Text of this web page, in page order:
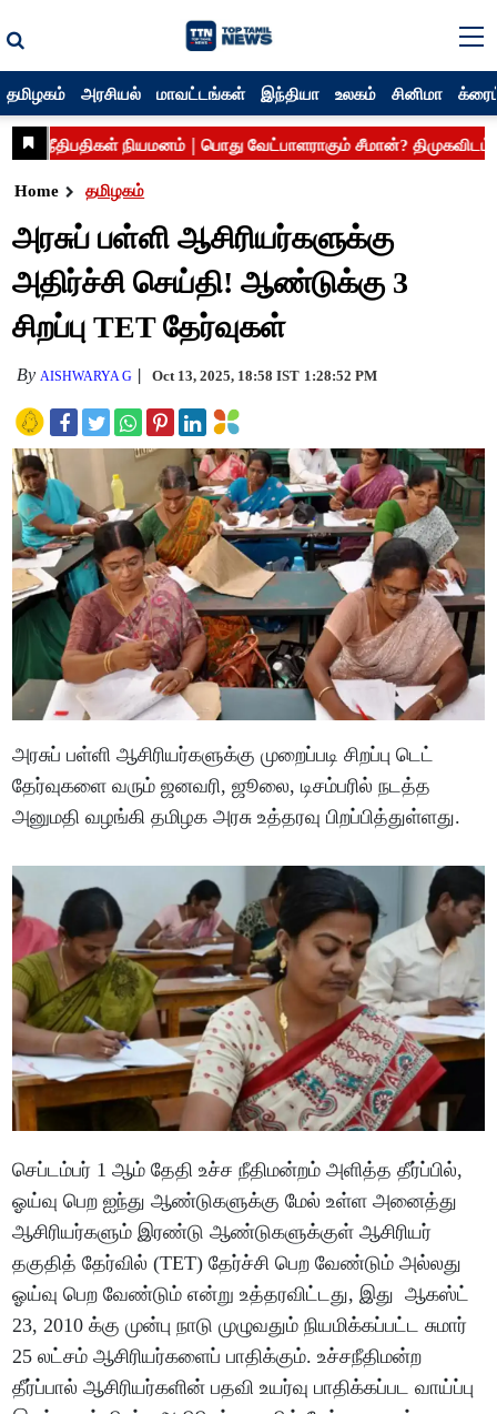
தமிழகம் அரசியல் மாவட்டங்கள் இந்தியா உலகம் சினிமா
Home தமிழகம்
அரசுப் பள்ளி ஆசிரியர்களுக்கு
அதிர்ச்சி செய்தி! ஆண்டுக்கு 3
சிறப்பு TET தேர்வுகள்
By AISHWARYA G Oct 13, 2025, 18:58 IST 1:28:52 PM
அரசுப் பள்ளி ஆசிரியர்களுக்கு முறைப்படி சிறப்பு டெட்
தேர்வுகளை வரும் ஜனவரி, ஜூலை, டிசம்பரில் நடத்த
அனுமதி வழங்கி தமிழக அரசு உத்தரவு பிறப்பித்துள்ளது.
செப்டம்பர் 1 ஆம் தேதி உச்ச நீதிமன்றம் அளித்த தீர்ப்பில்,
ஓய்வு பெற ஐந்து ஆண்டுகளுக்கு மேல் உள்ள அனைத்து
ஆசிரியர்களும் இரண்டு ஆண்டுகளுக்குள் ஆசிரியர்
தகுதித் தேர்வில் (TET) தேர்ச்சி பெற வேண்டும் அல்லது
ஓய்வு பெற வேண்டும் என்று உத்தரவிட்டது, இது ஆகஸ்ட்
23, 2010 க்கு முன்பு நாடு முழுவதும் நியமிக்கப்பட்ட சுமார்
25 லட்சம் ஆசிரியர்களைப் பாதிக்கும். உச்சநீதிமன்ற
தீர்ப்பால் ஆசிரியர்களின் பதவி உயர்வு பாதிக்கப்பட வாய்ப்பு